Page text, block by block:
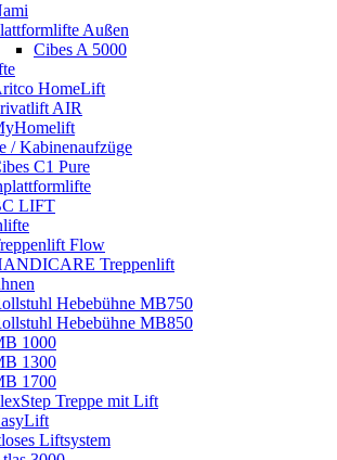
Außen
Cibes A 5000
HomeLift
AIR
/ Kabinenaufzüge
C1 Pure
LIFT
Flow
Treppenlift
Hebebühne MB750
Hebebühne MB850
1000
1300
1700
Treppe mit Lift
Liftsystem